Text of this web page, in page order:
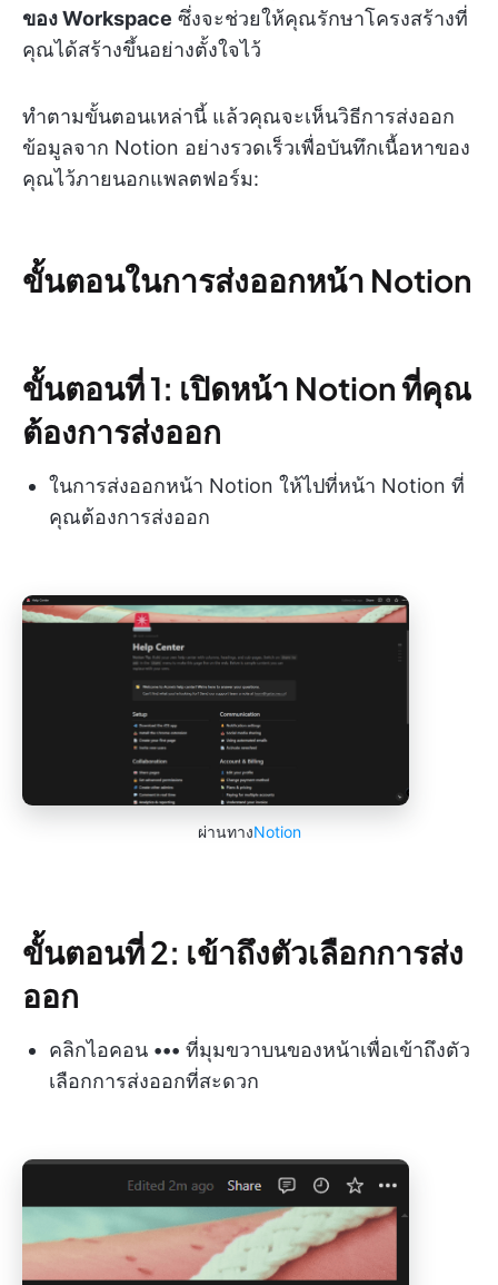
ของ Workspace ซึ่งจะช่วยให้คุณรักษาโครงสร้างที่
คุณได้สร้างขึ้นอย่างตั้งใจไว้
ทำตามขั้นตอนเหล่านี้ แล้วคุณจะเห็นวิธีการส่งออก
ข้อมูลจาก Notion อย่างรวดเร็วเพื่อบันทึกเนื้อหาของ
คุณไว้ภายนอกแพลตฟอร์ม:
ขั้นตอนในการส่งออกหน้า Notion
ขั้นตอนที่ 1: เปิดหน้า Notion ที่คุณ
ต้องการส่งออก
ในการส่งออกหน้า Notion ให้ไปที่หน้า Notion ที่
คุณต้องการส่งออก
ผ่านทางNotion
ขั้นตอนที่ 2: เข้าถึงตัวเลือกการส่ง
ออก
คลิกไอคอน ••• ที่มุมขวาบนของหน้าเพื่อเข้าถึงตัว
เลือกการส่งออกที่สะดวก